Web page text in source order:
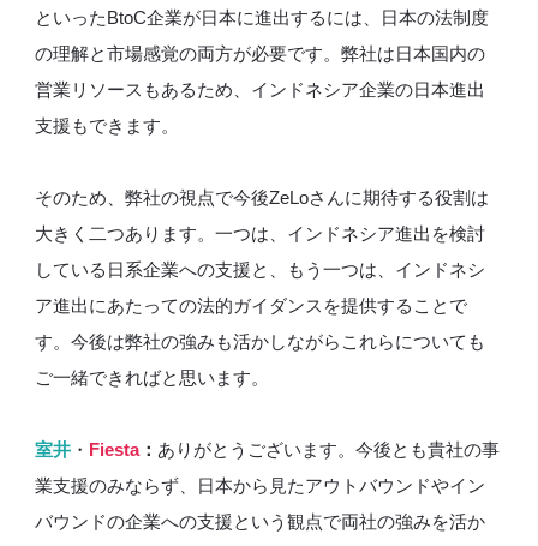
といったBtoC企業が日本に進出するには、日本の法制度
の理解と市場感覚の両方が必要です。弊社は日本国内の
営業リソースもあるため、インドネシア企業の日本進出
支援もできます。
そのため、弊社の視点で今後ZeLoさんに期待する役割は
大きく二つあります。一つは、インドネシア進出を検討
している日系企業への支援と、もう一つは、インドネシ
ア進出にあたっての法的ガイダンスを提供することで
す。今後は弊社の強みも活かしながらこれらについても
ご一緒できればと思います。
室井 ・ Fiesta： ありがとうございます。今後とも貴社の事
業支援のみならず、日本から見たアウトバウンドやイン
バウンドの企業への支援という観点で両社の強みを活か